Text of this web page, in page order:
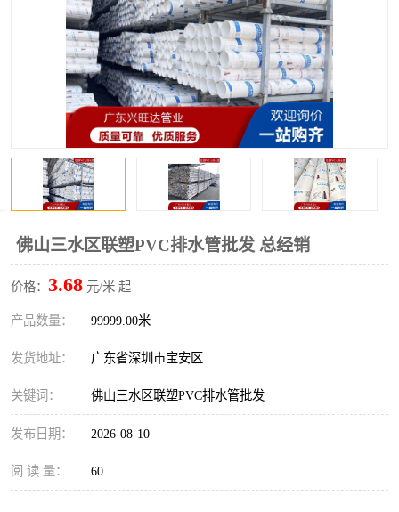
佛山三水区联塑PVC排水管批发 总经销
价格： 3.68 元/米 起
产品数量： 99999.00米
发货地址： 广东省深圳市宝安区
关键词： 佛山三水区联塑PVC排水管批发
发布日期： 2026-08-10
阅 读 量： 60
联塑PE管 联塑家装红蓝线管